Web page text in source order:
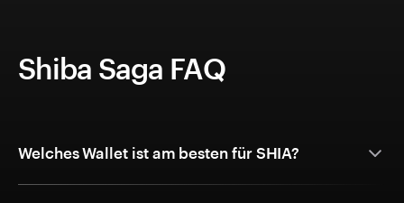
Shiba Saga FAQ
Welches Wallet ist am besten für SHIA?